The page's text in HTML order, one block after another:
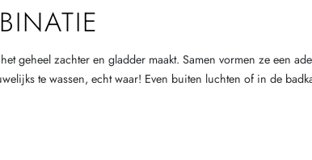
geheel zachter en gladder maakt. Samen vormen ze een
te wassen, echt waar! Even buiten luchten of in de